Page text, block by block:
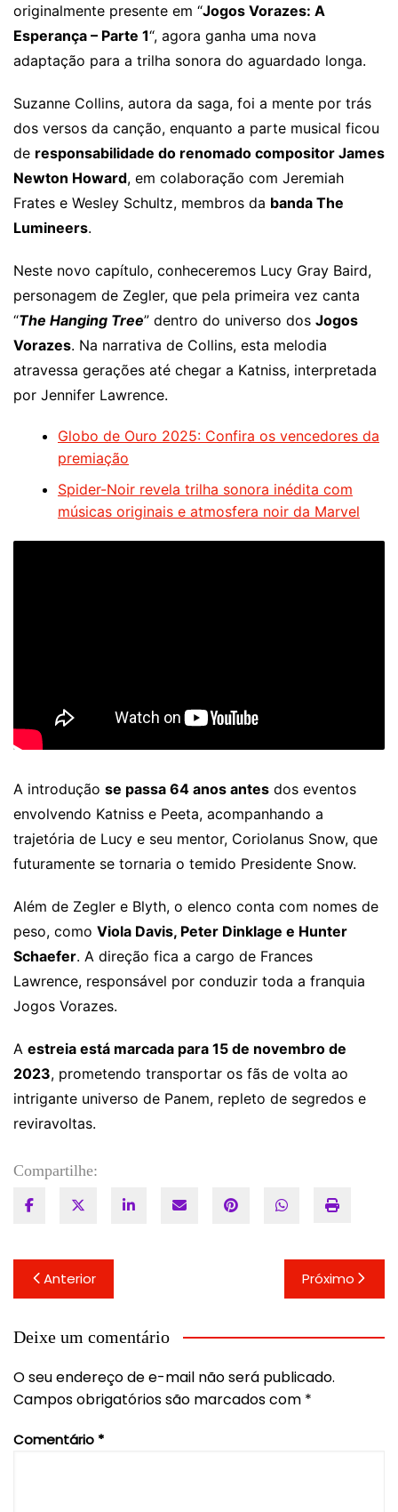
originalmente presente em “Jogos Vorazes: A
Esperança – Parte 1“, agora ganha uma nova
adaptação para a trilha sonora do aguardado longa.
Suzanne Collins, autora da saga, foi a mente por trás
dos versos da canção, enquanto a parte musical ficou
de responsabilidade do renomado compositor James
Newton Howard, em colaboração com Jeremiah
Frates e Wesley Schultz, membros da banda The
Lumineers.
Neste novo capítulo, conheceremos Lucy Gray Baird,
personagem de Zegler, que pela primeira vez canta
“The Hanging Tree” dentro do universo dos Jogos
Vorazes. Na narrativa de Collins, esta melodia
atravessa gerações até chegar a Katniss, interpretada
por Jennifer Lawrence.
Globo de Ouro 2025: Confira os vencedores da
premiação
Spider-Noir revela trilha sonora inédita com
músicas originais e atmosfera noir da Marvel
A introdução se passa 64 anos antes dos eventos
envolvendo Katniss e Peeta, acompanhando a
trajetória de Lucy e seu mentor, Coriolanus Snow, que
futuramente se tornaria o temido Presidente Snow.
Além de Zegler e Blyth, o elenco conta com nomes de
peso, como Viola Davis, Peter Dinklage e Hunter
Schaefer. A direção fica a cargo de Frances
Lawrence, responsável por conduzir toda a franquia
Jogos Vorazes.
A estreia está marcada para 15 de novembro de
2023, prometendo transportar os fãs de volta ao
intrigante universo de Panem, repleto de segredos e
reviravoltas.
Compartilhe:
Navegação
de
Post
Anterior Próximo
Deixe um comentário
O seu endereço de e-mail não será publicado.
Campos obrigatórios são marcados com *
Comentário *